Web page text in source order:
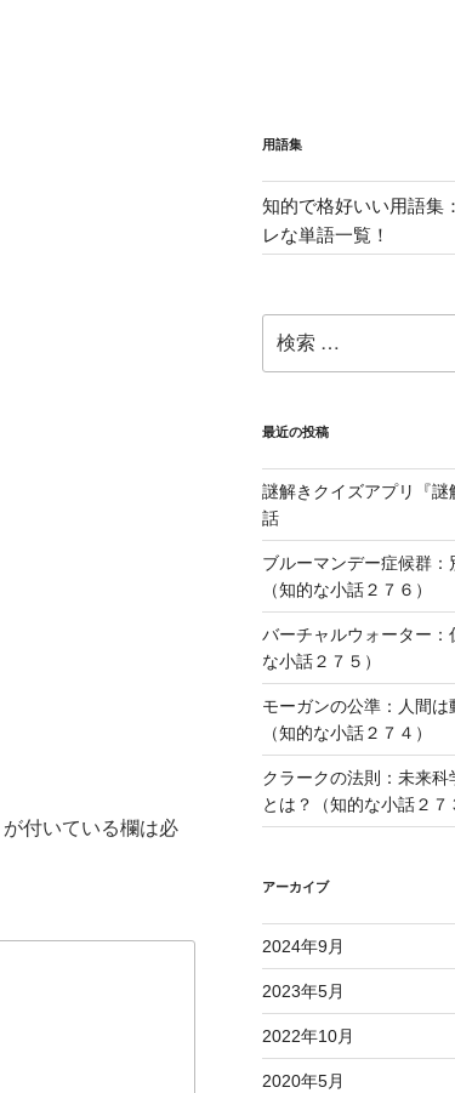
が付いている欄は必
用語集
知的で格好いい用語集
レな単語一覧！
索:
最近の投稿
謎解きクイズアプリ『
話
ブルーマンデー症候群
（知的な小話２７６）
バーチャルウォーター
な小話２７５）
モーガンの公準：人間は
（知的な小話２７４）
クラークの法則：未来科
とは？（知的な小話２７
アーカイブ
2024年9月
2023年5月
2022年10月
2020年5月